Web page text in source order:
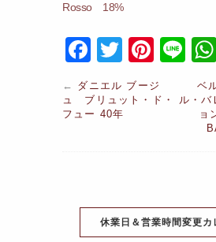
Rosso 18%
F
c
e
o
k
T
w
itt
er
Pi
nt
er
Li
e
← ダニエル ブージ
ュ ブリュット・ド・
フュー 40年
ベ
ル・
ョ
休業日＆営業時間変更カ